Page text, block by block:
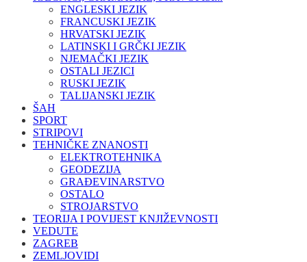
ENGLESKI JEZIK
FRANCUSKI JEZIK
HRVATSKI JEZIK
LATINSKI I GRČKI JEZIK
NJEMAČKI JEZIK
OSTALI JEZICI
RUSKI JEZIK
TALIJANSKI JEZIK
ŠAH
SPORT
STRIPOVI
TEHNIČKE ZNANOSTI
ELEKTROTEHNIKA
GEODEZIJA
GRAĐEVINARSTVO
OSTALO
STROJARSTVO
TEORIJA I POVIJEST KNJIŽEVNOSTI
VEDUTE
ZAGREB
ZEMLJOVIDI